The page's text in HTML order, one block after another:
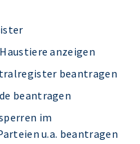
anzeigen
beantragen
beantragen
im
u.a. beantragen